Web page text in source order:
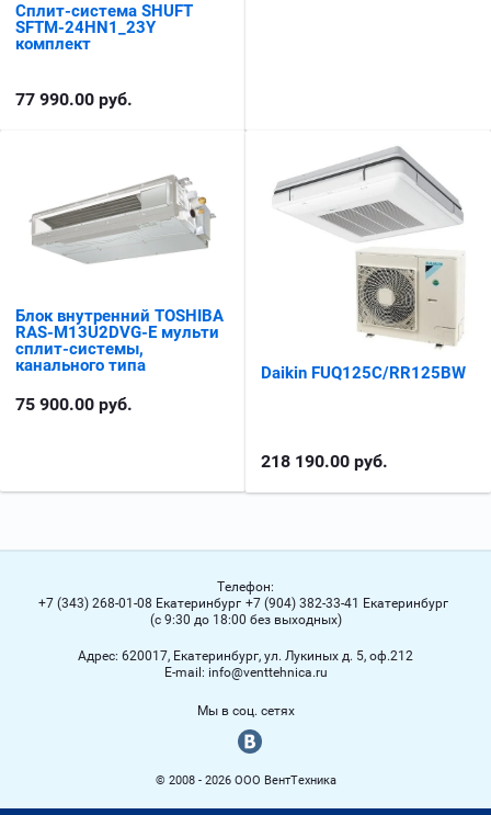
Сплит-система SHUFT
SFTM-24HN1_23Y
комплект
77 990.00 руб.
Блок внутренний TOSHIBA
RAS-M13U2DVG-E мульти
сплит-системы,
канального типа
75 900.00 руб.
Daikin FUQ125C/RR125BW
218 190.00 руб.
Телефон:
+7 (343) 268-01-08 Екатеринбург +7 (904) 382-33-41 Екатеринбург
(с 9:30 до 18:00 без выходных)
Адрес: 620017, Екатеринбург, ул. Лукиных д. 5, оф.212
Е-mail: info@venttehnica.ru
Мы в соц. сетях
© 2008 - 2026 ООО ВентТехника